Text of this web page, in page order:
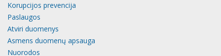
Korupcijos prevencija
Paslaugos
Atviri duomenys
Asmens duomenų apsauga
Nuorodos